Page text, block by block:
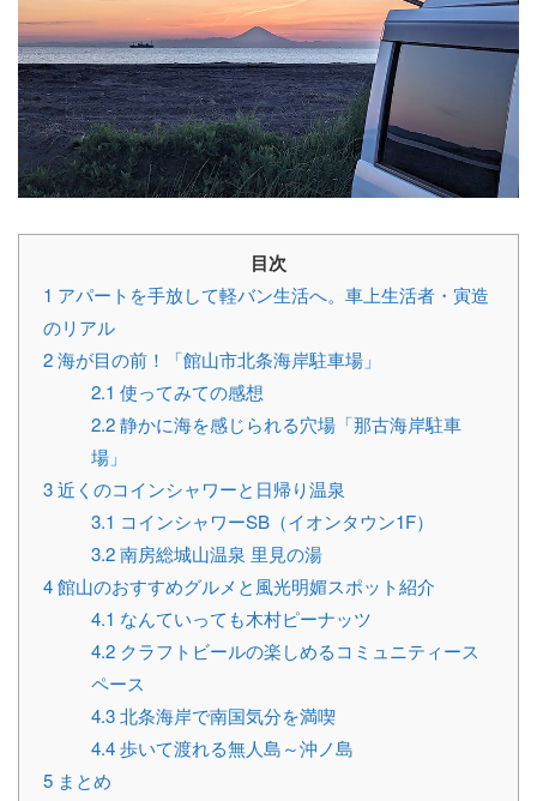
目次
1 アパートを手放して軽バン生活へ。車上生活者・寅造
のリアル
2海が目の前！「館山市北条海岸駐車場」
2.1 使ってみての感想
2.2静かに海を感じられる穴場「那古海岸駐車
場」
3近くのコインシャワーと日帰り温泉
3.1 コインシャワーSB（イオンタウン1F）
3.2南房総城山温泉 里見の湯
4館山のおすすめグルメと風光明媚スポット紹介
4.1 なんていっても木村ピーナッツ
4.2 クラフトビールの楽しめるコミュニティース
ペース
4.3北条海岸で南国気分を満喫
4.4歩いて渡れる無人島～沖ノ島
5 まとめ